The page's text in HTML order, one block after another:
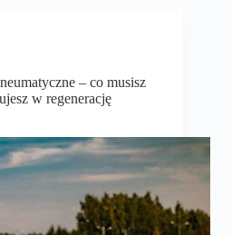
– co musisz
w regenerację